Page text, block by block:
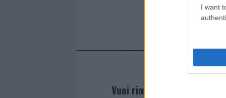
I want
Vuoi rimanere sempre